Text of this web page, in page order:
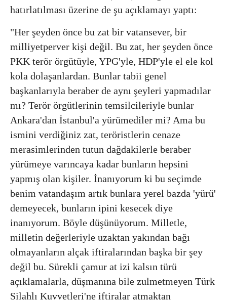
hatırlatılması üzerine de şu açıklamayı yaptı:
"Her şeyden önce bu zat bir vatansever, bir
milliyetperver kişi değil. Bu zat, her şeyden önce
PKK terör örgütüyle, YPG'yle, HDP'yle el ele kol
kola dolaşanlardan. Bunlar tabii genel
başkanlarıyla beraber de aynı şeyleri yapmadılar
mı? Terör örgütlerinin temsilcileriyle bunlar
Ankara'dan İstanbul'a yürümediler mi? Ama bu
ismini verdiğiniz zat, teröristlerin cenaze
merasimlerinden tutun dağdakilerle beraber
yürümeye varıncaya kadar bunların hepsini
yapmış olan kişiler. İnanıyorum ki bu seçimde
benim vatandaşım artık bunlara yerel bazda 'yürü'
demeyecek, bunların ipini kesecek diye
inanıyorum. Böyle düşünüyorum. Milletle,
milletin değerleriyle uzaktan yakından bağı
olmayanların alçak iftiralarından başka bir şey
değil bu. Sürekli çamur at izi kalsın türü
açıklamalarla, düşmanına bile zulmetmeyen Türk
Silahlı Kuvvetleri'ne iftiralar atmaktan